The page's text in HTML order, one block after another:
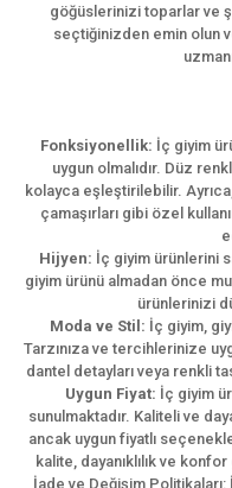
göğüslerinizi toparlar ve
seçtiğinizden emin olun
Fonksiyonellik: İç giyim
uygun olmalıdır. Düz
kolayca eşleştirilebilir.
çamaşırları gibi özel
Hijyen: İç giyim ürünlerini
giyim ürünü almadan önce
ürünlerinizi
Moda ve Stil: İç giyim,
Tarzınıza ve tercihlerinize
dantel detayları veya renkli
Uygun Fiyat: İç giyim
sunulmaktadır. Kaliteli ve
ancak uygun fiyatlı
kalite, dayanıklılık ve
İade ve Değişim Politikaları: